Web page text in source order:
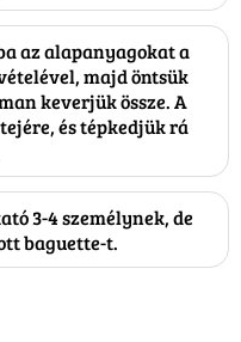
az alapanyagokat a
majd öntsük
keverjük össze. A
és tépkedjük rá
3-4 személynek, de
baguette-t.